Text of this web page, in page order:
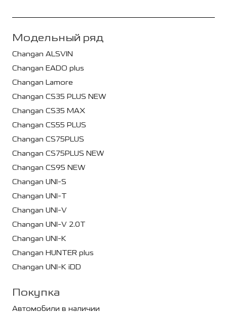
Модельный ряд
Changan ALSVIN
Changan EADO plus
Changan Lamore
Changan CS35 PLUS NEW
Changan CS35 MAX
Changan CS55 PLUS
Changan CS75PLUS
Changan CS75PLUS NEW
Changan CS95 NEW
Changan UNI-S
Changan UNI-T
Changan UNI-V
Changan UNI-V 2.0T
Changan UNI-K
Changan HUNTER plus
Changan UNI-K iDD
Покупка
Автомобили в наличии